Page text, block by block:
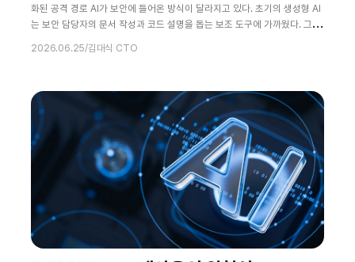
화된 공격 경로 AI가 보안에 들어온 방식이 달라지고 있다. 초기의 생성형 AI
는 보안 담당자의 문서 작성과 코드 설명을 돕는 보조 도구에 가까웠다. 그러
능성이 높은 경로를 제시하는 단계로 이동하고 있다. 미토스가 주목받는 이
2026.06.25/김대식 CTO